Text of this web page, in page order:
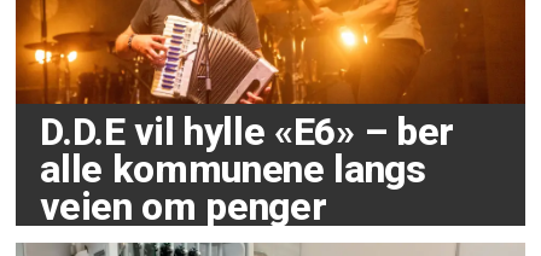
D.D.E vil hylle «E6» – ber
alle kommunene langs
veien om penger